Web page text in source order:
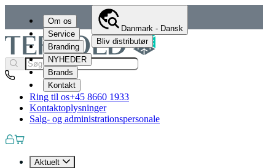
Om os
Service
Branding
NYHEDER
Brands
Kontakt
Danmark - Dansk
Bliv distributør
Ring til os+45 8660 1933
Kontaktoplysninger
Salg- og administrationspersonale
Aktuelt